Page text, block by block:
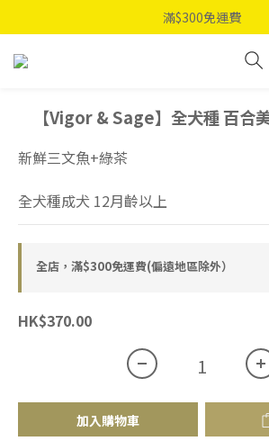
滿$300免運費
【Vigor & Sage】全犬種 百合
新鮮三文魚+綠茶
全犬種成犬 12月齡以上
全店，滿$300免運費(偏遠地區除外）
HK$370.00
加入購物車